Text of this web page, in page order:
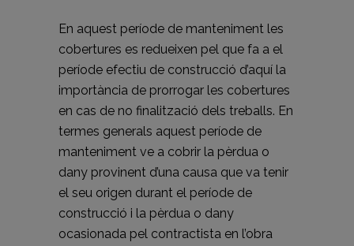
En aquest període de manteniment les
cobertures es redueixen pel que fa a el
període efectiu de construcció d’aquí la
importància de prorrogar les cobertures
en cas de no finalització dels treballs. En
termes generals aquest període de
manteniment ve a cobrir la pèrdua o
dany provinent d’una causa que va tenir
el seu origen durant el període de
construcció i la pèrdua o dany
ocasionada pel contractista en l’obra